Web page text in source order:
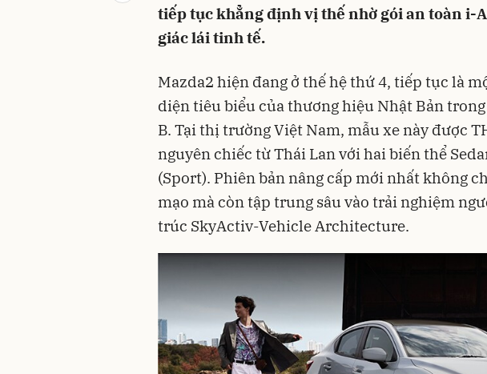
tiếp tục khẳng định vị thế nhờ gói an toàn i-
giác lái tinh tế.
Mazda2 hiện đang ở thế hệ thứ 4, tiếp tục là
diện tiêu biểu của thương hiệu Nhật Bản
B. Tại thị trường Việt Nam, mẫu xe này được
nguyên chiếc từ Thái Lan với hai biến thể
(Sport). Phiên bản nâng cấp mới nhất không
mạo mà còn tập trung sâu vào trải nghiệm
trúc SkyActiv-Vehicle Architecture.